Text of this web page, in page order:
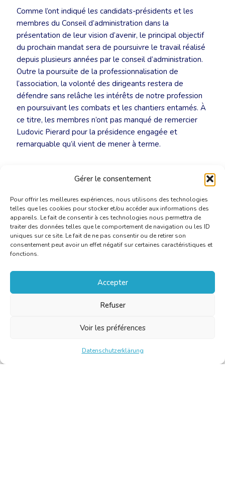
Gérer le consentement
Pour offrir les meilleures expériences, nous utilisons des technologies
telles que les cookies pour stocker et/ou accéder aux informations des
appareils. Le fait de consentir à ces technologies nous permettra de
traiter des données telles que le comportement de navigation ou les ID
uniques sur ce site. Le fait de ne pas consentir ou de retirer son
consentement peut avoir un effet négatif sur certaines caractéristiques et
fonctions.
Accepter
Refuser
Voir les préférences
Datenschutzerklärung
Comme l’ont indiqué les candidats-présidents et les
membres du Conseil d’administration dans la
présentation de leur vision d’avenir, le principal objectif
du prochain mandat sera de poursuivre le travail réalisé
depuis plusieurs années par le conseil d’administration.
Outre la poursuite de la professionnalisation de
l’association, la volonté des dirigeants restera de
défendre sans relâche les intérêts de notre profession
en poursuivant les combats et les chantiers entamés. À
ce titre, les membres n’ont pas manqué de remercier
Ludovic Pierard pour la présidence engagée et
remarquable qu’il vient de mener à terme.
Communiqué de presse – Conseil d’administration de
la CBTI: un vent de continuité[PDF]